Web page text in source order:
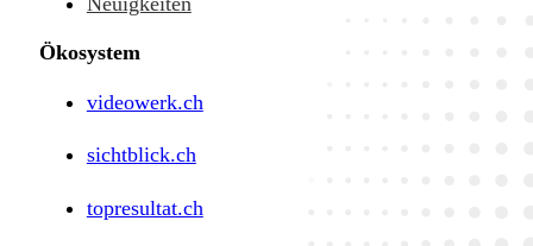
Ökosystem
videowerk.ch
sichtblick.ch
topresultat.ch